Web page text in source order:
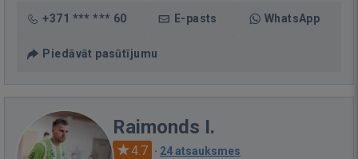
+371 *** *** 60 E-pasts WhatsApp
Piedāvāt pasūtījumu
Raimonds I.
4.7 · 24 atsauksmes